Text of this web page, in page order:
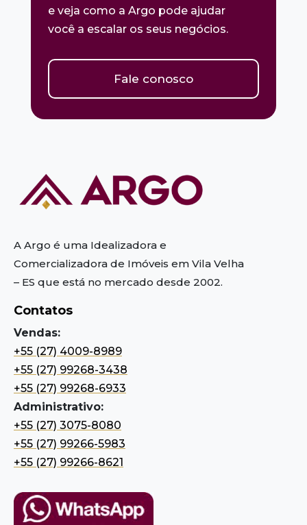
e veja como a Argo pode ajudar
você a escalar os seus negócios.
Fale conosco
A Argo é uma Idealizadora e
Comercializadora de Imóveis em Vila Velha
– ES que está no mercado desde 2002.
Contatos
Vendas:
+55 (27) 4009-8989
+55 (27) 99268-3438
+55 (27) 99268-6933
Administrativo:
+55 (27) 3075-8080
+55 (27) 99266-5983
+55 (27) 99266-8621